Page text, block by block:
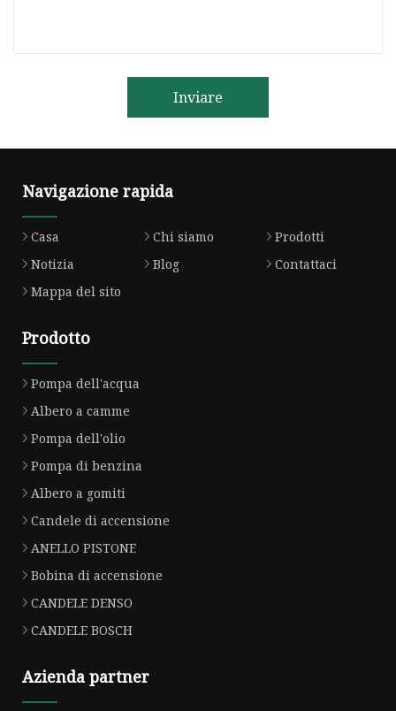
Inviare
Navigazione rapida
Casa Chi siamo
Prodotti
Notizia
Blog
Contattaci
Mappa del sito
Prodotto
Pompa dell'acqua
Albero a camme
Pompa dell'olio
Pompa di benzina
Albero a gomiti
Candele di accensione
ANELLO PISTONE
Bobina di accensione
CANDELE DENSO
CANDELE BOSCH
Azienda partner